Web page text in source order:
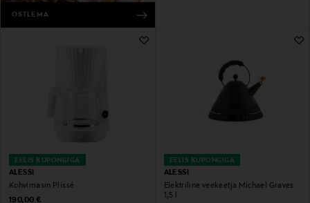
OSTLEMA
EELIS KUPONGIGA
ALESSI
Kohvimasin Plissé
Original Price
190,00 €
EELIS KUPONGIGA
ALESSI
Elektriline veekeetja Michael Graves
1,5 l